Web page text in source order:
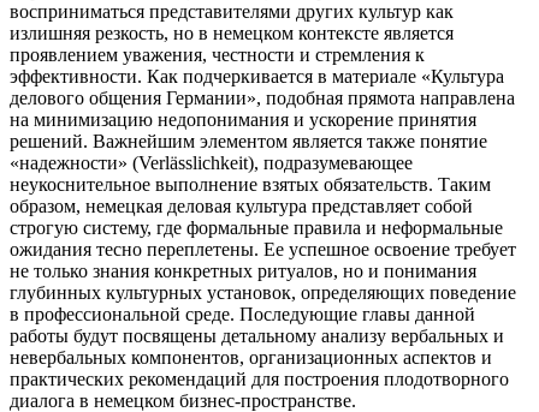
восприниматься представителями других культур как
излишняя резкость, но в немецком контексте является
проявлением уважения, честности и стремления к
эффективности. Как подчеркивается в материале «Культура
делового общения Германии», подобная прямота направлена
на минимизацию недопонимания и ускорение принятия
решений. Важнейшим элементом является также понятие
«надежности» (Verlässlichkeit), подразумевающее
неукоснительное выполнение взятых обязательств. Таким
образом, немецкая деловая культура представляет собой
строгую систему, где формальные правила и неформальные
ожидания тесно переплетены. Ее успешное освоение требует
не только знания конкретных ритуалов, но и понимания
глубинных культурных установок, определяющих поведение
в профессиональной среде. Последующие главы данной
работы будут посвящены детальному анализу вербальных и
невербальных компонентов, организационных аспектов и
практических рекомендаций для построения плодотворного
диалога в немецком бизнес-пространстве.